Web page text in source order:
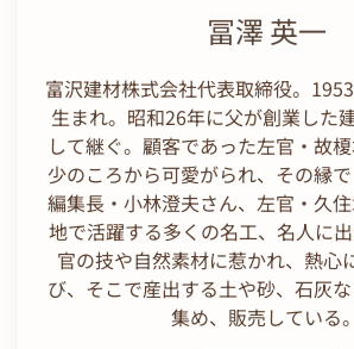
冨澤 英一
富沢建材株式会社代表取締役。
生まれ。昭和26年に父が創業した
して継ぐ。顧客であった左官・故
少のころから可愛がられ、その縁
編集長・小林澄夫さん、左官・久
地で活躍する多くの名工、名人に
官の技や自然素材に惹かれ、熱心
び、そこで産出する土や砂、石灰
集め、販売している。